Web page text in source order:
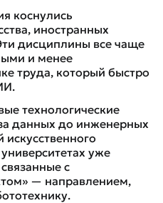
коснулись
иностранных
дисциплины все чаще
и менее
труда, который быстро
технологические
данных до инженерных
уже
с
— направлением,